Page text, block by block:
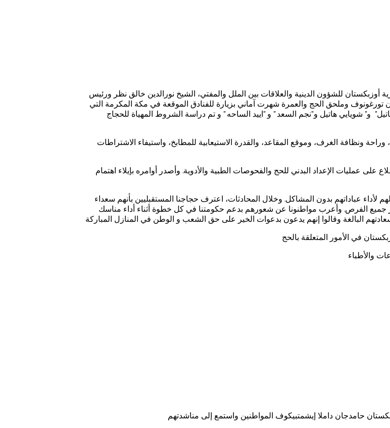
للشؤون الدينية والعلاقات بين الملل والمفتي، الشيخ نورالدين خالق نظر ورئيس
تورغونوف وملحق الحج والعمرة شهرت آماني بزيارة للفنادق الموقعة في مكة المكرمة التي
هاتيل" و" شويايي هاتيل و"نجم السعد " و "اييد الساحه " و تم دراسة الشروط المهياة للحجاج
ونظافة الغرف، وموقع المقاعد، والقدرة الاستيعابية للمطابخ، واستيفاء الاشتراطات
على عمليات الإعداد البدني للحج والفحوصات الطبية والأدوية. وأصدر أوامره بإيلاء اهتمام
لأداء عباداتهم بدون المشاكل. وخلال المحادثات، اعترف حجاجنا المستقبليين بأنهم سعداء
جميع الفرص. وأعرب مواطنونا عن شعورهم بدعم حكومتنا في كل خطوة أثناء أداء مناسك
البالغة وقالوا إنهم يدعون بدعوات الخير على حق الشعب و الوطن في المنازل المباركة
في الأمور المتعلقة بالحج
والأطباء